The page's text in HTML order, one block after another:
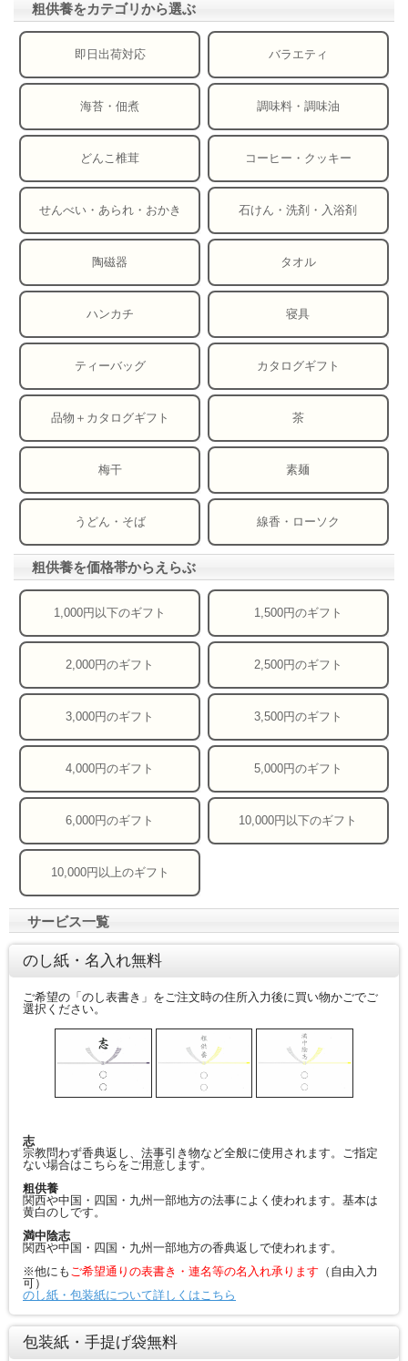
粗供養をカテゴリから選ぶ
即日出荷対応 バラエティ
海苔・佃煮 調味料・調味油
どんこ椎茸 コーヒー・クッキー
せんべい・あられ・おかき 石けん・洗剤・入浴剤
陶磁器 タオル
ハンカチ 寝具
ティーバッグ カタログギフト
品物＋カタログギフト 茶
梅干 素麺
うどん・そば 線香・ローソク
粗供養を価格帯からえらぶ
1,000円以下のギフト 1,500円のギフト
2,000円のギフト 2,500円のギフト
3,000円のギフト 3,500円のギフト
4,000円のギフト 5,000円のギフト
6,000円のギフト 10,000円以下のギフト
10,000円以上のギフト
サービス一覧
のし紙・名入れ無料
ご希望の「のし表書き」をご注文時の住所入力後に買い物かごでご
選択ください。
志
宗教問わず香典返し、法事引き物など全般に使用されます。ご指定
ない場合はこちらをご用意します。
粗供養
関西や中国・四国・九州一部地方の法事によく使われます。基本は
黄白のしです。
満中陰志
関西や中国・四国・九州一部地方の香典返しで使われます。
※他にも ご希望通りの表書き・連名等の名入れ承ります （自由入力
可）
のし紙・包装紙について詳しくはこちら
包装紙・手提げ袋無料